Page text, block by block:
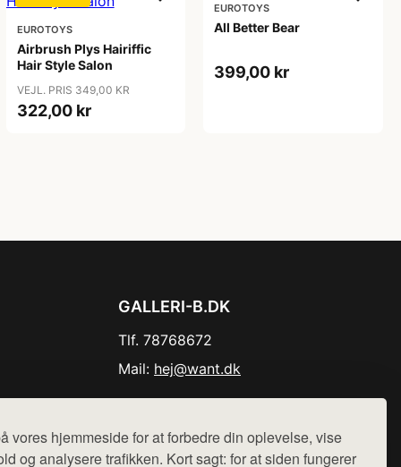
vores hjemmeside for at forbedre din oplevelse, vise
og analysere trafikken. Kort sagt: for at siden fungerer
EUROTOYS
Airbrush Plys Hairiffic
Hair Style Salon
VEJL. PRIS 349,00 KR
322,00 kr
EUROTOYS
All Better Bear
399,00 kr
GALLERI-B.DK
Tlf. 78768672
Mail: hej@want.dk